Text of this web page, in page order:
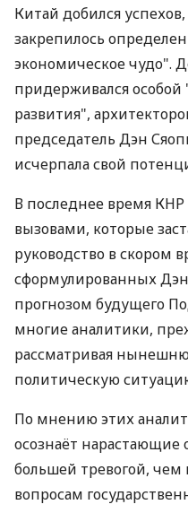
Китай добился
закрепилось
экономическое чудо".
придерживался
развития",
председатель Дэн
исчерпала свой
В последнее время КНР
вызовами, которые
руководство в скором
сформулированных
прогнозом будущего
многие аналитики,
рассматривая
политическую
По мнению этих
осознаёт нарастающие
большей тревогой, чем
вопросам